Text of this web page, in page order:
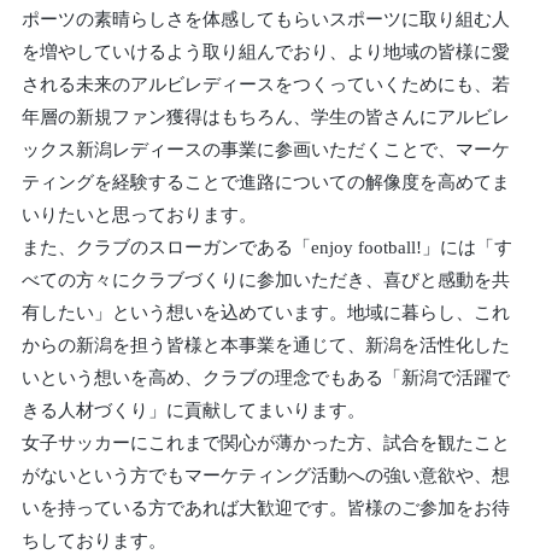
ポーツの素晴らしさを体感してもらいスポーツに取り組む人
を増やしていけるよう取り組んでおり、より地域の皆様に愛
される未来のアルビレディースをつくっていくためにも、若
年層の新規ファン獲得はもちろん、学生の皆さんにアルビレ
ックス新潟レディースの事業に参画いただくことで、マーケ
ティングを経験することで進路についての解像度を高めてま
いりたいと思っております。
また、クラブのスローガンである「enjoy football!」には「す
べての方々にクラブづくりに参加いただき、喜びと感動を共
有したい」という想いを込めています。地域に暮らし、これ
からの新潟を担う皆様と本事業を通じて、新潟を活性化した
いという想いを高め、クラブの理念でもある「新潟で活躍で
きる人材づくり」に貢献してまいります。
女子サッカーにこれまで関心が薄かった方、試合を観たこと
がないという方でもマーケティング活動への強い意欲や、想
いを持っている方であれば大歓迎です。皆様のご参加をお待
ちしております。